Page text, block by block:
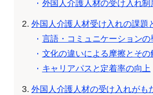
外国人介護人材の受け入れ制
外国人介護人材受け入れの課題
言語・コミュニケーションの
文化の違いによる摩擦とその
キャリアパスと定着率の向上
外国人介護人材の受け入れがも